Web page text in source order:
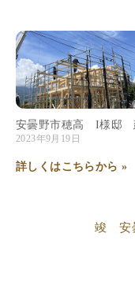
安曇野市穂高 I様邸
2023年9月19日
詳しくはこちらから »
竣 安